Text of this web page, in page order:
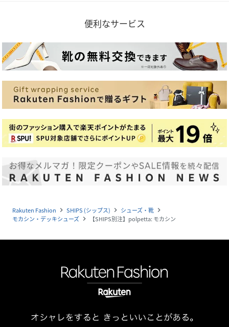
便利なサービス
Rakuten Fashion navigate_next SHIPS (シップス) navigate_next シューズ・靴 navigate_next
モカシン・デッキシューズ navigate_next 【SHIPS別注】polpetta: モカシン